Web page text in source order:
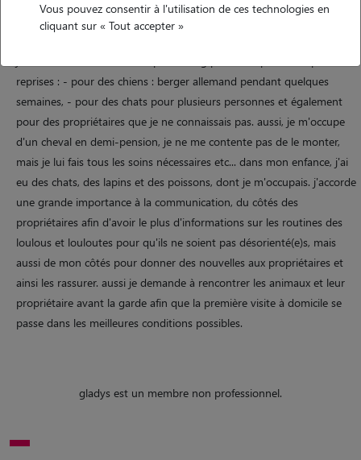
Expérience
reprises : - pour des chiens : berger allemand pendant quelques
semaines, - pour des chats pour plusieurs personnes et également
pour des propriétaires que je ne connaissais pas. aussi, je m'occupe
d'un cheval en demi-pension, je ne me contente pas de le monter,
mais je lui fais tous les soins nécessaires etc... dans mon enfance, j'ai
eu des chats, des lapins et des poissons, dont je m'occupais. j'accorde
une grande importance à la communication, du côtés des
propriétaires afin d'avoir le plus d'informations sur les routines des
loulous et louloutes pour qu'ils ne soient pas désorienté(e)s, mais
aussi de mon côtés pour donner des nouvelles aux propriétaires et
ainsi les rassurer. aussi je demande à rencontrer les animaux et leur
propriétaire avant la garde afin que la première visite à domicile se
passe dans les meilleures conditions possibles.
gladys est un membre non professionnel.
Vous pouvez consentir à l'utilisation de ces technologies en
cliquant sur « Tout accepter »